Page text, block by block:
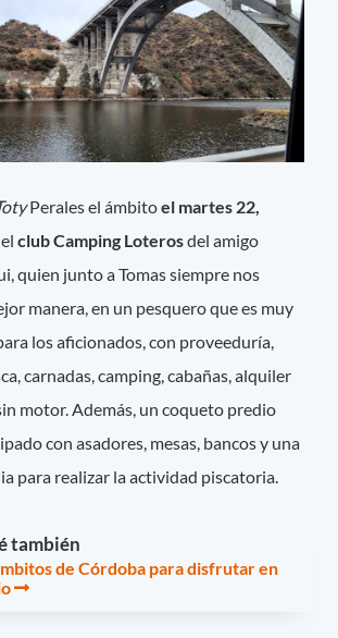
Perales el ámbitoel martes 22,
club Camping Loterosdel amigo
quien junto a Tomas siempre nos
manera, en un pesquero que es muy
los aficionados, con proveeduría,
carnadas, camping, cabañas, alquiler
motor. Además, un coqueto predio
con asadores, mesas, bancos y una
para realizar la actividad piscatoria.
también
de Córdoba para disfrutar en